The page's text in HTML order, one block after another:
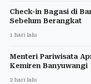
Check-in Bagasi di
Sebelum Berangkat
1 hari lalu
Menteri Pariwisata
Kemiren Banyuwangi
2 hari lalu